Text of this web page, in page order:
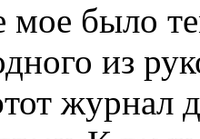
было
из
журнал